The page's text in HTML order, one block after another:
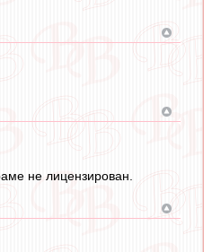
не лицензирован.